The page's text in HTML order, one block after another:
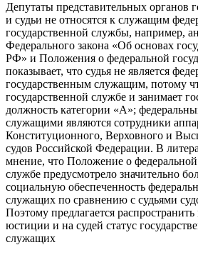
Депутаты представительных органов
и судьи не относятся к служащим
государственной службы, например,
Федерального закона «Об осно­вах
РФ» и Положения о федеральной
показывает, что судья не является
государственным служащим, потому
государственной службе и занимает
должность категории «А»;
слу­жащими являются сотрудники
Конституционного, Вер­ховного и
судов Российской Федерации. В
мнение, что Положение о феде­ральной
службе предусмотрело значительно
социальную обеспеченность
служащих по сравнению с судьями
Поэтому предлагается
юстиции и на судей статус
служащих